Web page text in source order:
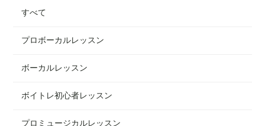
すべて
プロボーカルレッスン
ボーカルレッスン
ボイトレ初心者レッスン
プロミュージカルレッスン